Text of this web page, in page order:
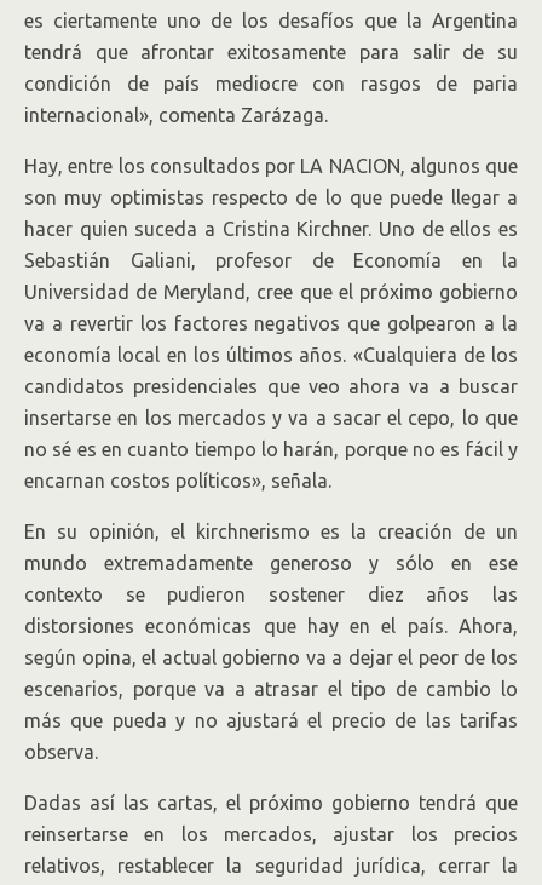
es ciertamente uno de los desafíos que la Argentina
tendrá que afrontar exitosamente para salir de su
condición de país mediocre con rasgos de paria
internacional», comenta Zarázaga.
Hay, entre los consultados por LA NACION, algunos que
son muy optimistas respecto de lo que puede llegar a
hacer quien suceda a Cristina Kirchner. Uno de ellos es
Sebastián Galiani, profesor de Economía en la
Universidad de Meryland, cree que el próximo gobierno
va a revertir los factores negativos que golpearon a la
economía local en los últimos años. «Cualquiera de los
candidatos presidenciales que veo ahora va a buscar
insertarse en los mercados y va a sacar el cepo, lo que
no sé es en cuanto tiempo lo harán, porque no es fácil y
encarnan costos políticos», señala.
En su opinión, el kirchnerismo es la creación de un
mundo extremadamente generoso y sólo en ese
contexto se pudieron sostener diez años las
distorsiones económicas que hay en el país. Ahora,
según opina, el actual gobierno va a dejar el peor de los
escenarios, porque va a atrasar el tipo de cambio lo
más que pueda y no ajustará el precio de las tarifas
observa.
Dadas así las cartas, el próximo gobierno tendrá que
reinsertarse en los mercados, ajustar los precios
relativos, restablecer la seguridad jurídica, cerrar la